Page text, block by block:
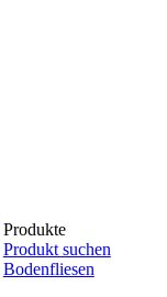
Produkte
Produkt suchen
Bodenfliesen